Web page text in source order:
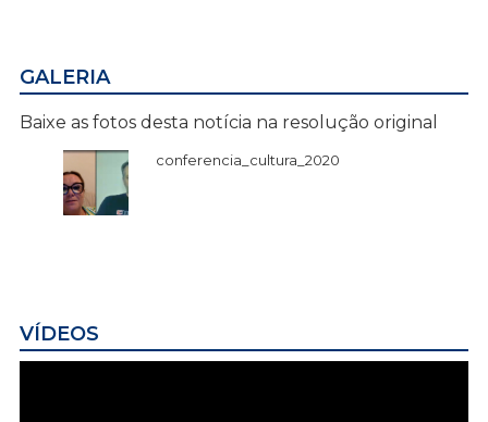
GALERIA
Baixe as fotos desta notícia na resolução original
conferencia_cultura_2020
VÍDEOS